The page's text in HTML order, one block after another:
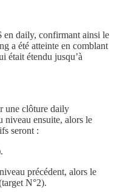
en daily, confirmant ainsi le
a été atteinte en comblant
était étendu jusqu’à
une clôture daily
niveau ensuite, alors le
seront :
précédent, alors le
N°2).